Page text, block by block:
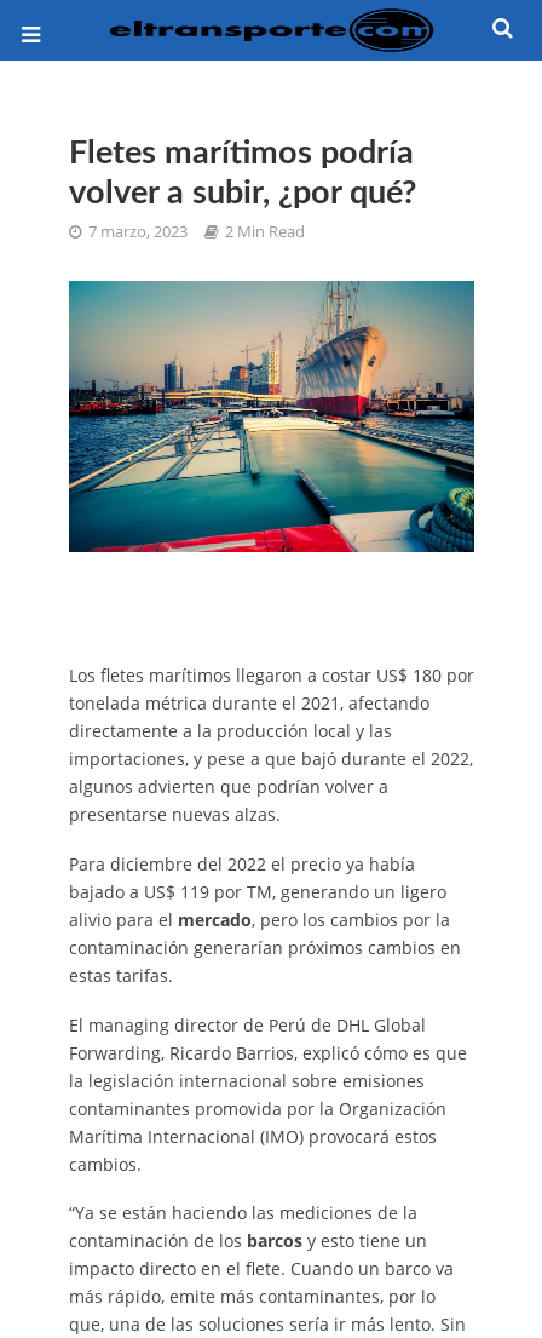
Fletes marítimos podría
volver a subir, ¿por qué?
7 marzo, 2023 2 Min Read
Los fletes marítimos llegaron a costar US$ 180 por
tonelada métrica durante el 2021, afectando
directamente a la producción local y las
importaciones, y pese a que bajó durante el 2022,
algunos advierten que podrían volver a
presentarse nuevas alzas.
Para diciembre del 2022 el precio ya había
bajado a US$ 119 por TM, generando un ligero
alivio para el mercado, pero los cambios por la
contaminación generarían próximos cambios en
estas tarifas.
El managing director de Perú de DHL Global
Forwarding, Ricardo Barrios, explicó cómo es que
la legislación internacional sobre emisiones
contaminantes promovida por la Organización
Marítima Internacional (IMO) provocará estos
cambios.
“Ya se están haciendo las mediciones de la
contaminación de los barcosy esto tiene un
impacto directo en el flete. Cuando un barco va
más rápido, emite más contaminantes, por lo
que, una de las soluciones sería ir más lento. Sin